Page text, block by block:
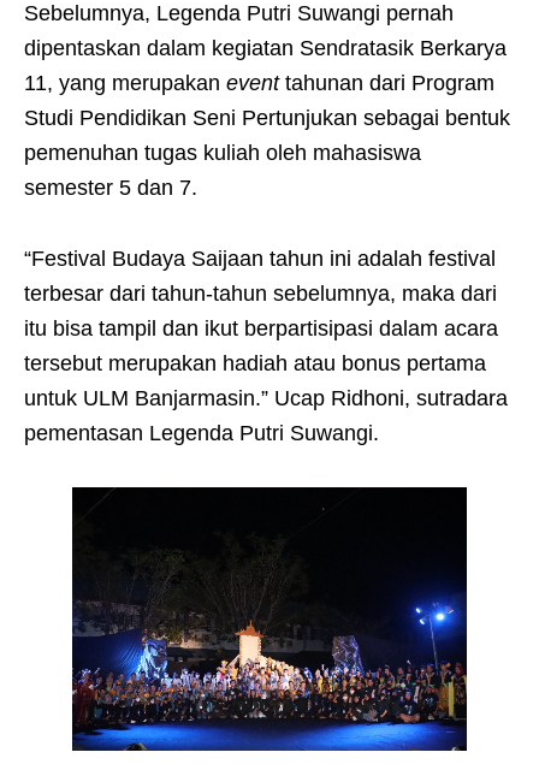
Sebelumnya, Legenda Putri Suwangi pernah
dipentaskan dalam kegiatan Sendratasik Berkarya
11, yang merupakan eventtahunan dari Program
Studi Pendidikan Seni Pertunjukan sebagai bentuk
pemenuhan tugas kuliah oleh mahasiswa
semester 5 dan 7.
“Festival Budaya Saijaan tahun ini adalah festival
terbesar dari tahun-tahun sebelumnya, maka dari
itu bisa tampil dan ikut berpartisipasi dalam acara
tersebut merupakan hadiah atau bonus pertama
untuk ULM Banjarmasin.” Ucap Ridhoni, sutradara
pementasan Legenda Putri Suwangi.